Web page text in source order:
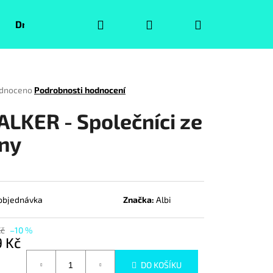
Druhá jakost Pokémoni Volný čas
Přihlášení
Podrobnosti hodnocení
- Společníci ze
Značka:Albi
–10 %
Kč
DO KOŠÍKU